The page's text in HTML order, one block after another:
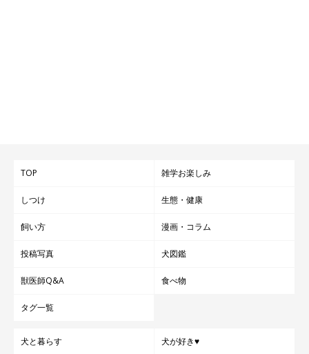
TOP 雑学お楽しみ
しつけ 生態・健康
飼い方 漫画・コラム
投稿写真 犬図鑑
獣医師Q&A 食べ物
タグ一覧
犬と暮らす 犬が好き♥